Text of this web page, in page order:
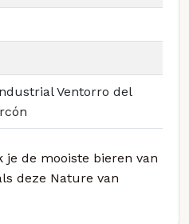
Ventorro del
je de mooiste bieren van
deze Nature van